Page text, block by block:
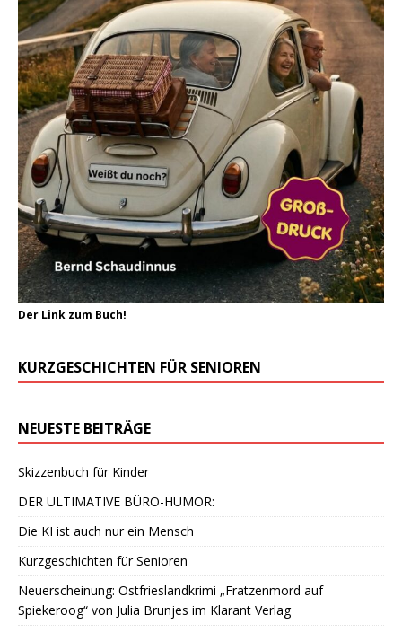
Der Link zum Buch!
KURZGESCHICHTEN FÜR SENIOREN
NEUESTE BEITRÄGE
Skizzenbuch für Kinder
DER ULTIMATIVE BÜRO-HUMOR:
Die KI ist auch nur ein Mensch
Kurzgeschichten für Senioren
Neuerscheinung: Ostfrieslandkrimi „Fratzenmord auf
Spiekeroog“ von Julia Brunjes im Klarant Verlag